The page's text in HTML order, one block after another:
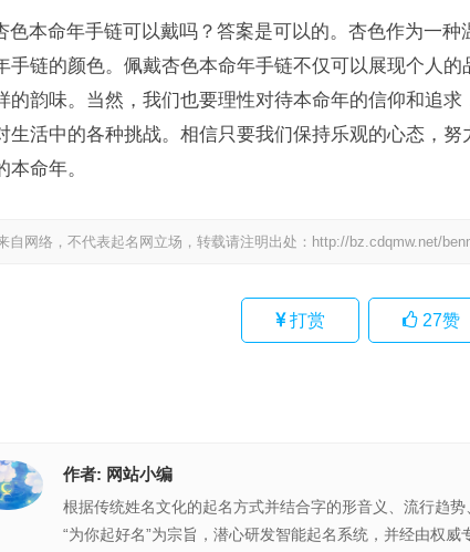
色本命年手链可以戴吗？答案是可以的。杏色作为一
手链的颜色。佩戴杏色本命年手链不仅可以展现个人
的韵味。当然，我们也要理性对待本命年的信仰和追
生活中的各种挑战。相信只要我们保持乐观的心态，努
本命年。
自网络，不代表起名网立场，转载请注明出处： http://bz.cdqmw.net/
打赏 27赞
作者: 网站小编
根据传统姓名文化的起名方式并结合字的形音义、流行趋
“为你起好名”为宗旨，潜心研发智能起名系统，并经由权